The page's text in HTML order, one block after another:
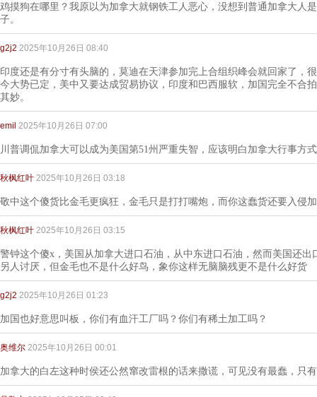
鸡摸狗在哪里？我原以为加拿大就钢铁工人恶心，没想到普通加拿大人
子。
g2j2 2025年10月26日 08:40
印度还是有分寸有头脑的，莫迪在天津参加完上合组织峰会就回家了，
今大势已定，美中又要达成贸易协议，印度和巴西服软，加国完全不合
其妙。
emil 2025年10月26日 07:00
川普调侃加拿大可以成为美国第51州严重失智，应该明白加拿大行事方
秋枫红叶 2025年10月26日 03:18
敬中这个傻货比金毛更疯狂，金毛只是打打嘴炮，而你这蠢货还要入侵
秋枫红叶 2025年10月26日 03:15
警钟这个傻x，美国从加拿大进口石油，从中东进口石油，然而美国还
另人讨厌，但金毛也不是什么好鸟，象你这样无脑脑残更不是什么好货
g2j2 2025年10月26日 01:23
加国也好意思叫板，你们有血汗工厂吗？你们有稀土加工吗？
奥维尔 2025年10月26日 00:01
加拿大的白左这种时侯还公然窜改雷根的话来撒谎，可见没有最蠢，只